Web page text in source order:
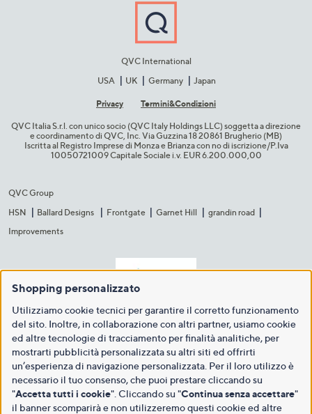
QVC International
USA
UK Germany Japan
Privacy Termini&C​ondizioni
QVC Italia S.r.l. con unico socio (QVC Italy Holdings LLC) soggetta a direzione
e coordinamento di QVC, Inc. Via Guzzina 18 20861 Brugherio (MB)​
Iscritta al Registro Imprese di Monza e Brianza con no di iscrizione/P.Iva
10050721009 Capitale Sociale i.v. EUR 6.200.000,00​
QVC Group
HSN
Ballard Designs Frontgate Garnet Hill
grandin road
Improvements
Shopping personalizzato
Utilizziamo cookie tecnici per garantire il corretto funzionamento
del sito. Inoltre, in collaborazione con altri partner, usiamo cookie
ed altre tecnologie di tracciamento per finalità analitiche, per
mostrarti pubblicità personalizzata su altri siti ed offrirti
un’esperienza di navigazione personalizzata. Per il loro utilizzo è
necessario il tuo consenso, che puoi prestare cliccando su
"Accetta tutti i cookie". Cliccando su "Continua senza accettare"
il banner scomparirà e non utilizzeremo questi cookie ed altre